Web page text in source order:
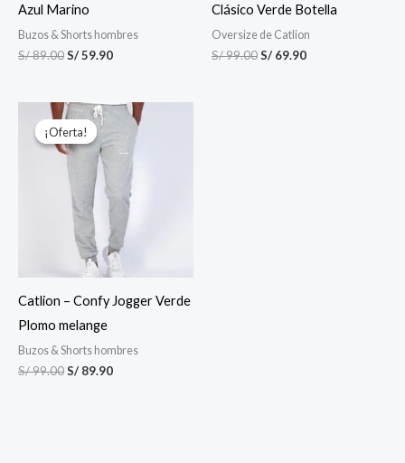
Azul Marino
Buzos & Shorts hombres
S/89.00S/59.90
Clásico Verde Botella
Oversize de Catlion
S/99.00S/ 69.90
¡Oferta!
¡Oferta!
Catlion – Confy Jogger Verde
Plomo melange
Buzos & Shorts hombres
S/99.00
El
precio
original
era:
S/ 99.00.
S/ 89.90
El
precio
actual
es:
S/ 89.90.